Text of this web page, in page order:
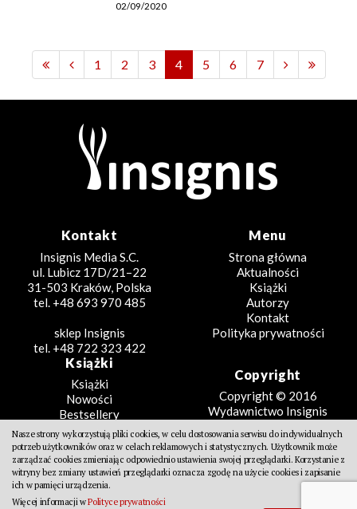
02/09/2020
1 2 3 4 5 6 7
Kontakt
Insignis Media S.C.
ul. Lubicz 17D/21–22
31-503 Kraków, Polska
tel. +48 693 970 485
sklep Insignis
tel. +48 722 323 422
Menu
Strona główna
Aktualności
Książki
Autorzy
Kontakt
Polityka prywatności
Książki
Książki
Nowości
Bestsellery
Zapowiedzi
Beletrystyka
Fantastyka
Literatura faktu
Poradniki
Kreatywne
Copyright
Copyright © 2016
Wydawnictwo Insignis
Projekt
Design Partners
Nasze strony wykorzystują pliki cookies, w celu dostosowania serwisu do indywidualnych
potrzeb użytkowników oraz w celach reklamowych i statystycznych. Użytkownik może
zarządzać cookies zmieniając odpowiednio ustawienia swojej przeglądarki. Korzystanie z
witryny bez zmiany ustawień przeglądarki oznacza zgodę na użycie cookies i zapisanie
ich w pamięci urządzenia.
Więcej informacji wPolityce prywatności